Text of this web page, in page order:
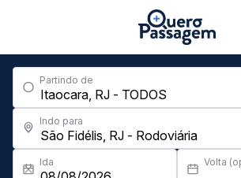
Partindo de
Indo para
Ida Volta